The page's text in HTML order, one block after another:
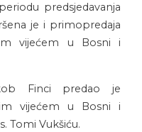
predsjedavanja
je i primopredaja
vijećem u Bosni i
Finci predao je
vijećem u Bosni i
Tomi Vukšiću.